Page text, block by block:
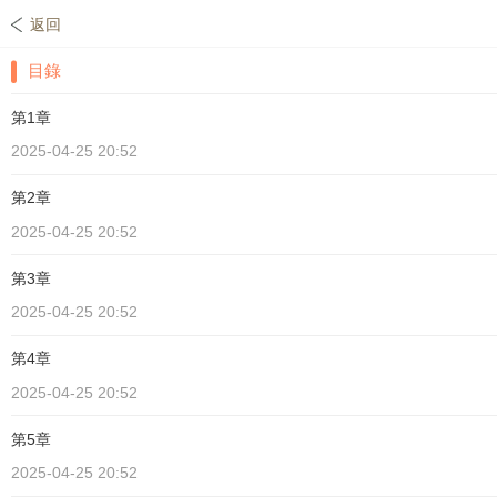
返回
目錄
第1章
2025-04-25 20:52
第2章
2025-04-25 20:52
第3章
2025-04-25 20:52
第4章
2025-04-25 20:52
第5章
2025-04-25 20:52